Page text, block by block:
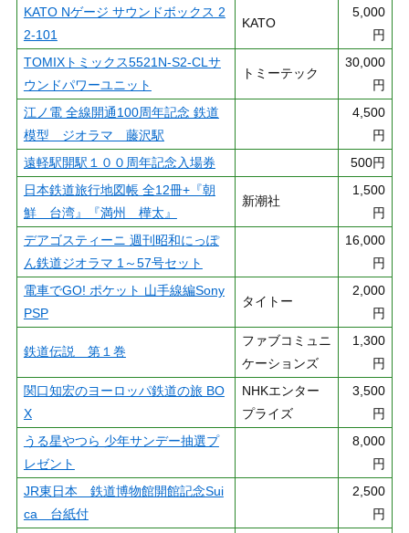
KATO Nゲージ サウンドボックス 2
2-101
KATO
5,000
円
TOMIXトミックス5521N-S2-CLサ
ウンドパワーユニット
トミーテック
30,000
円
江ノ電 全線開通100周年記念 鉄道
模型 ジオラマ 藤沢駅
4,500
円
遠軽駅開駅１００周年記念入場券
500円
日本鉄道旅行地図帳 全12冊+『朝
鮮 台湾』『満州 樺太』
新潮社
1,500
円
デアゴスティーニ 週刊昭和にっぽ
ん鉄道ジオラマ 1～57号セット
16,000
円
電車でGO! ポケット 山手線編Sony
PSP
タイトー
2,000
円
鉄道伝説 第１巻
ファブコミュニ
ケーションズ
1,300
円
関口知宏のヨーロッパ鉄道の旅 BO
X
NHKエンター
プライズ
3,500
円
うる星やつら 少年サンデー抽選プ
レゼント
8,000
円
JR東日本 鉄道博物館開館記念Sui
ca 台紙付
2,500
円